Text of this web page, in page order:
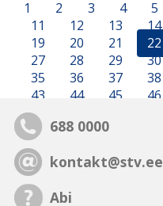
1 2 3 4 5
11
12 13 14
19
20 21 22
27
28 29 30
35
36 37 38
43
44 45 46
688 0000
kontakt@stv.ee
Abi